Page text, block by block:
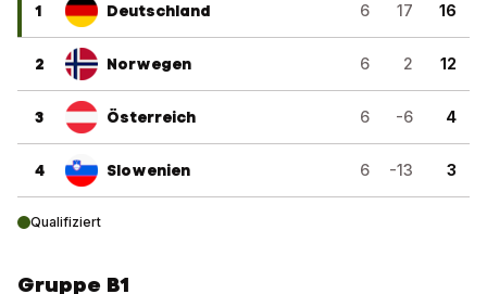
1 Deutschland 6 17 16
2 Norwegen 6 2 12
3 Österreich 6 -6 4
4 Slowenien 6 -13 3
Qualifiziert
Gruppe B1